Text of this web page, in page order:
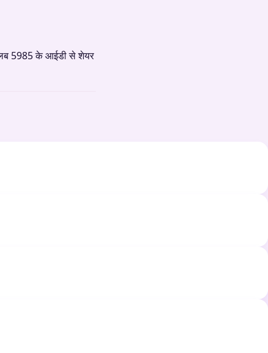
5985 के आईडी से शेयर